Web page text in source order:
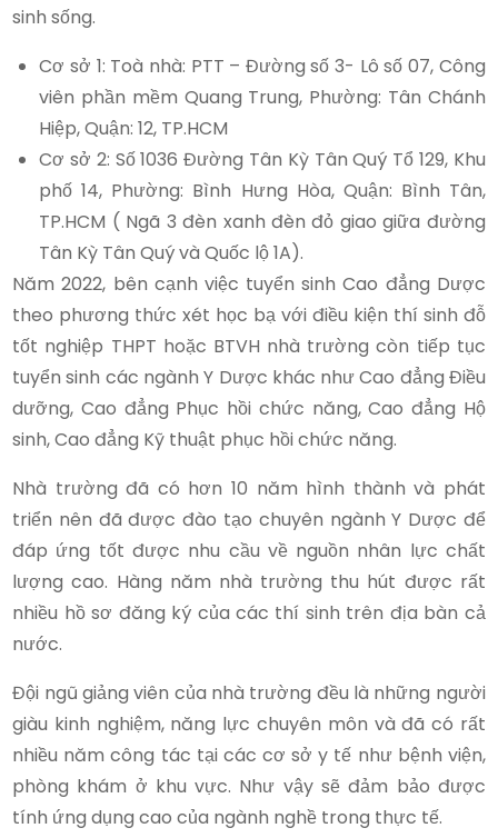
sinh sống.
Cơ sở 1: Toà nhà: PTT – Đường số 3- Lô số 07, Công
viên phần mềm Quang Trung, Phường: Tân Chánh
Hiệp, Quận: 12, TP.HCM
Cơ sở 2: Số 1036 Đường Tân Kỳ Tân Quý Tổ 129, Khu
phố 14, Phường: Bình Hưng Hòa, Quận: Bình Tân,
TP.HCM ( Ngã 3 đèn xanh đèn đỏ giao giữa đường
Tân Kỳ Tân Quý và Quốc lộ 1A).
Năm 2022, bên cạnh việc tuyển sinh Cao đẳng Dược
theo phương thức xét học bạ với điều kiện thí sinh đỗ
tốt nghiệp THPT hoặc BTVH nhà trường còn tiếp tục
tuyển sinh các ngành Y Dược khác như Cao đẳng Điều
dưỡng, Cao đẳng Phục hồi chức năng, Cao đẳng Hộ
sinh, Cao đẳng Kỹ thuật phục hồi chức năng.
Nhà trường đã có hơn 10 năm hình thành và phát
triển nên đã được đào tạo chuyên ngành Y Dược để
đáp ứng tốt được nhu cầu về nguồn nhân lực chất
lượng cao. Hàng năm nhà trường thu hút được rất
nhiều hồ sơ đăng ký của các thí sinh trên địa bàn cả
nước.
Đội ngũ giảng viên của nhà trường đều là những người
giàu kinh nghiệm, năng lực chuyên môn và đã có rất
nhiều năm công tác tại các cơ sở y tế như bệnh viện,
phòng khám ở khu vực. Như vậy sẽ đảm bảo được
tính ứng dụng cao của ngành nghề trong thực tế.